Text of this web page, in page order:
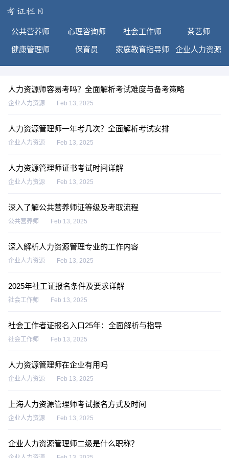
公共营养师 心理咨询师 社会工作师 茶艺师
健康管理师 保育员 家庭教育指导师 企业人力资源
人力资源师容易考吗？全面解析考试难度与备考策略
企业人力资源 Feb 13, 2025
人力资源管理师一年考几次？全面解析考试安排
企业人力资源 Feb 13, 2025
人力资源管理师证书考试时间详解
企业人力资源 Feb 13, 2025
深入了解公共营养师证等级及考取流程
公共营养师 Feb 13, 2025
深入解析人力资源管理专业的工作内容
企业人力资源 Feb 13, 2025
2025年社工证报名条件及要求详解
社会工作师 Feb 13, 2025
社会工作者证报名入口25年：全面解析与指导
社会工作师 Feb 13, 2025
人力资源管理师在企业有用吗
企业人力资源 Feb 13, 2025
上海人力资源管理师考试报名方式及时间
企业人力资源 Feb 13, 2025
企业人力资源管理师二级是什么职称？